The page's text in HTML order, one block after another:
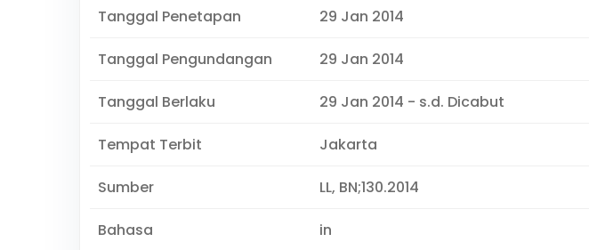
Tanggal Penetapan 29 Jan 2014
Tanggal Pengundangan 29 Jan 2014
Tanggal Berlaku 29 Jan 2014 - s.d. Dicabut
Tempat Terbit Jakarta
Sumber LL, BN;130.2014
Bahasa in